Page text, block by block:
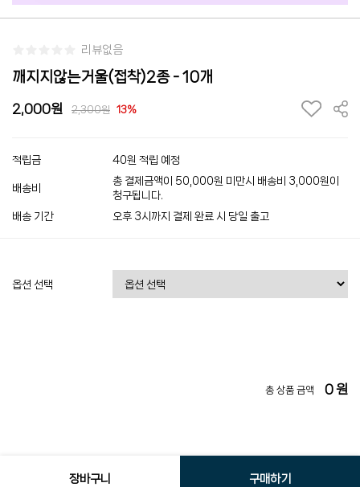
리뷰없음
깨지지않는거울(접착)2종 - 10개
2,000 2,300 13%
적립금 40원 적립 예정
배송비
총 결제금액이 50,000원 미만시 배송비 3,000원이
청구됩니다.
배송 기간
오후 3시까지 결제 완료 시 당일 출고
옵션 선택
총 상품 금액 0원
장바구니 구매하기